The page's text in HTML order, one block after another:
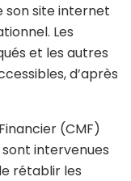
son site internet
Les
et les autres
d’après
(CMF)
intervenues
rétablir les